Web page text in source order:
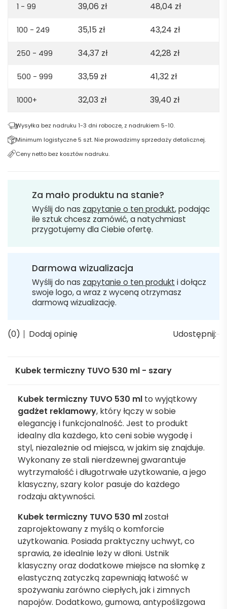
1 - 99 39,06 zł 48,04 zł
100 - 249 35,15 zł 43,24 zł
250 - 499 34,37 zł 42,28 zł
500 - 999 33,59 zł 41,32 zł
1000+ 32,03 zł 39,40 zł
Wysyłka bez nadruku 1-3 dni robocze, z nadrukiem 5-10.
Minimum logistyczne 5 szt. Nie prowadzimy sprzedaży detalicznej.
Ceny netto bez kosztów nadruku.
Za mało produktu na stanie?
Wyślij do nas zapytanie o ten produkt, podając
ile sztuk chcesz zamówić, a natychmiast
przygotujemy dla Ciebie ofertę.
Darmowa wizualizacja
Wyślij do nas zapytanie o ten produkt i dołącz
swoje logo, a wraz z wyceną otrzymasz
darmową wizualizację.
(0) Dodaj opinię Udostępnij:
Kubek termiczny TUVO 530 ml - szary
Kubek termiczny TUVO 530 ml to wyjątkowy
gadżet reklamowy, który łączy w sobie
elegancję i funkcjonalność. Jest to produkt
idealny dla każdego, kto ceni sobie wygodę i
styl, niezależnie od miejsca, w jakim się znajduje.
Wykonany ze stali nierdzewnej gwarantuje
wytrzymałość i długotrwałe użytkowanie, a jego
klasyczny, szary kolor pasuje do każdego
rodzaju aktywności.
Kubek termiczny TUVO 530 ml został
zaprojektowany z myślą o komforcie
użytkowania. Posiada praktyczny uchwyt, co
sprawia, że idealnie leży w dłoni. Ustnik
klasyczny oraz dodatkowe miejsce na słomkę z
elastyczną zatyczką zapewniają łatwość w
spożywaniu zarówno ciepłych, jak i zimnych
napojów. Dodatkowo, gumowa, antypoślizgowa